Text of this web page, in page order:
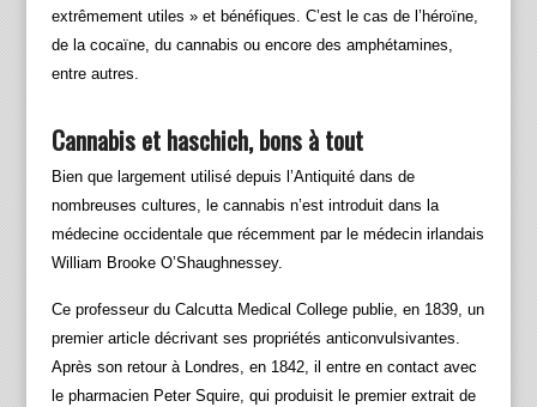
extrêmement utiles » et bénéfiques. C’est le cas de l’héroïne,
de la cocaïne, du cannabis ou encore des amphétamines,
entre autres.
Cannabis et haschich, bons à tout
Bien que largement utilisé depuis l’Antiquité dans de
nombreuses cultures, le cannabis n’est introduit dans la
médecine occidentale que récemment par le médecin irlandais
William Brooke O’Shaughnessey.
Ce professeur du Calcutta Medical College publie, en 1839, un
premier article décrivant ses propriétés anticonvulsivantes.
Après son retour à Londres, en 1842, il entre en contact avec
le pharmacien Peter Squire, qui produisit le premier extrait de